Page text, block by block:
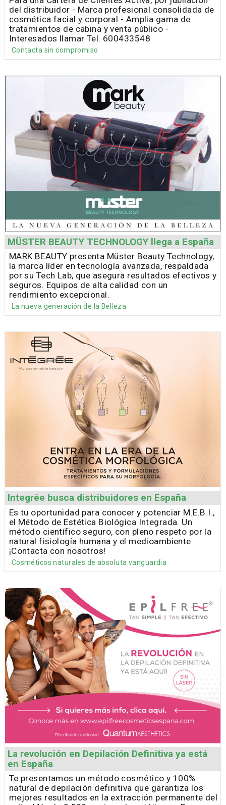
del distribuidor - Marca profesional consolidada de
cosmética facial y corporal - Amplia gama de
tratamientos de cabina y venta público -
Interesados llamar Tel. 600433548
Contacta sin compromiso
MÜSTER BEAUTY TECHNOLOGY llega a España
MARK BEAUTY presenta Müster Beauty Technology,
la marca líder en tecnología avanzada, respaldada
por su Tech Lab, que asegura resultados efectivos y
seguros. Equipos de alta calidad con un
rendimiento excepcional.
La nueva generación de la Belleza
Integrée busca distribuidores en España
Es tu oportunidad para conocer y potenciar M.E.B.I.,
el Método de Estética Biológica Integrada. Un
método científico seguro, con pleno respeto por la
natural fisiología humana y el medioambiente.
¡Contacta con nosotros!
Cosméticos naturales de absoluta vanguardia
La revolución en Depilación Definitiva ya está
en España
Te presentamos un método cosmético y 100%
natural de depilación definitiva que garantiza los
mejores resultados en la extracción permanente del